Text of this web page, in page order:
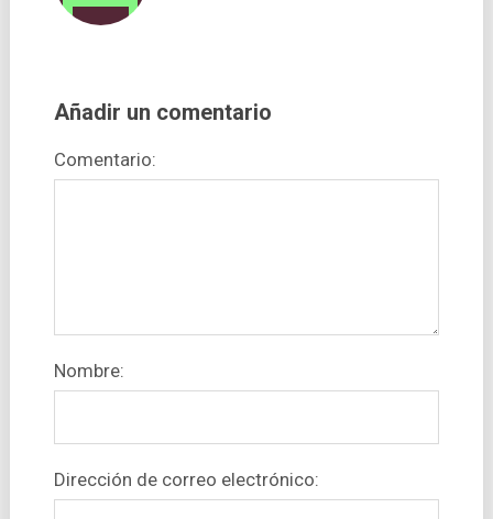
Añadir un comentario
Comentario:
Nombre:
Dirección de correo electrónico: